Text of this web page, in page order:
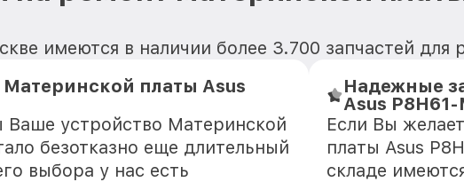
имеются в наличии более 3.700 запчастей
платы Asus
Ваше устройство Материнской
безотказно еще длительный
выбора у нас есть
Надежные
Asus P8H61-
Если Вы
платы Asus
складе